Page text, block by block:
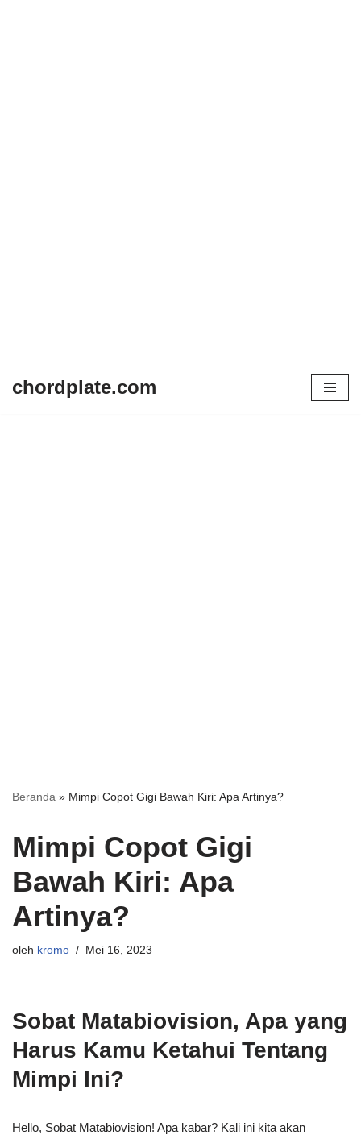
chordplate.com
Beranda » Mimpi Copot Gigi Bawah Kiri: Apa Artinya?
Mimpi Copot Gigi
Bawah Kiri: Apa
Artinya?
oleh kromo Mei 16, 2023
Sobat Matabiovision, Apa yang
Harus Kamu Ketahui Tentang
Mimpi Ini?
Hello, Sobat Matabiovision! Apa kabar? Kali ini kita akan